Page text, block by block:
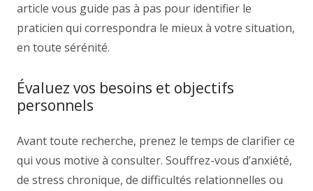
article vous guide pas à pas pour identifier le
praticien qui correspondra le mieux à votre situation,
en toute sérénité.
Évaluez vos besoins et objectifs
personnels
Avant toute recherche, prenez le temps de clarifier ce
qui vous motive à consulter. Souffrez-vous d’anxiété,
de stress chronique, de difficultés relationnelles ou